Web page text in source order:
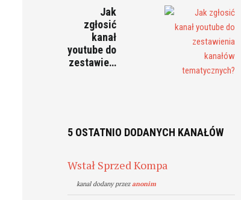
Jak
zgłosić
kanał
youtube do
zestawie…
5 OSTATNIO DODANYCH KANAŁÓW
Wstał Sprzed Kompa
kanal dodany przezanonim